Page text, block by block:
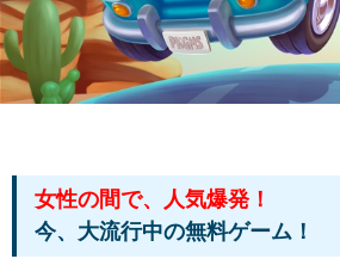
女性の間で、人気爆発！
今、大流行中の無料ゲーム！